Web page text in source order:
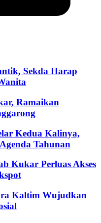
Sekda Harap
Ramaikan
Kedua Kalinya,
Tahunan
Kukar Perluas Akses
Kaltim Wujudkan